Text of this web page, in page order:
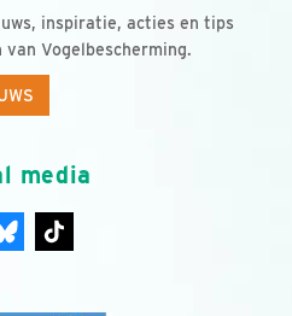
inspiratie, acties en tips
Vogelbescherming.
media